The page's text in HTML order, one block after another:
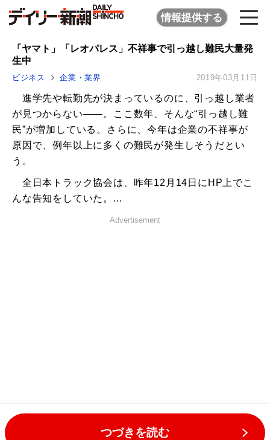
情報提供する
「ヤマト」「レオパレス」不祥事で引っ越し難民大量発
生中
ビジネス 企業・業界 2019年03月11日
進学先や転勤先が決まっているのに、引っ越し業者
が見つからない――。ここ数年、そんな“引っ越し難
民”が増加している。さらに、今年は企業の不祥事が
原因で、例年以上に多くの難民が発生しそうだとい
う。
全日本トラック協会は、昨年12月14日にHP上でこ
んな告知をしていた。...
Advertisement
つづきを読む